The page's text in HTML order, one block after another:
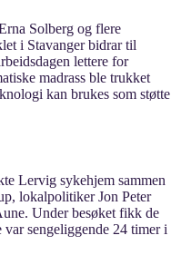
Solberg og flere
i Stavanger bidrar til
lettere for
madrass ble trukket
kan brukes som støtte
Lervig sykehjem sammen
lokalpolitiker Jon Peter
Under besøket fikk de
sengeliggende 24 timer i